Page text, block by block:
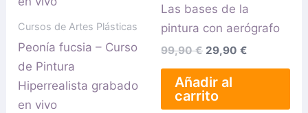
Cursos de Artes Plásticas
Peonía fucsia – Curso
de Pintura
Hiperrealista grabado
en vivo
Las bases de la
pintura con aerógrafo
99,90€ 29,90 €
Añadir al
carrito